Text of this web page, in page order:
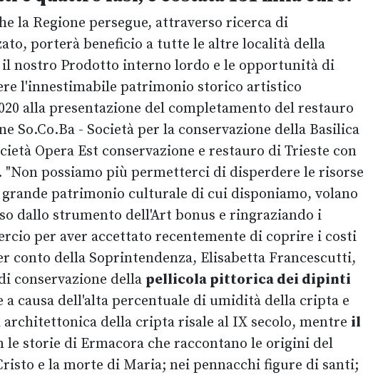
la Regione persegue, attraverso ricerca di
porterà beneficio a tutte le altre località della
nostro Prodotto interno lordo e le opportunità di
l'innestimabile patrimonio storico artistico
alla presentazione del completamento del restauro
- Società per la conservazione della Basilica
Opera Est conservazione e restauro di Trieste con
possiamo più permetterci di disperdere le risorse
patrimonio culturale di cui disponiamo, volano
dallo strumento dell'Art bonus e ringraziando i
per aver accettato recentemente di coprire i costi
della Soprintendenza, Elisabetta Francescutti,
conservazione della pellicola pittorica dei dipinti
a causa dell'alta percentuale di umidità della cripta e
della cripta risale al IX secolo, mentre il
le storie di Ermacora che raccontano le origini del
e la morte di Maria; nei pennacchi figure di santi;